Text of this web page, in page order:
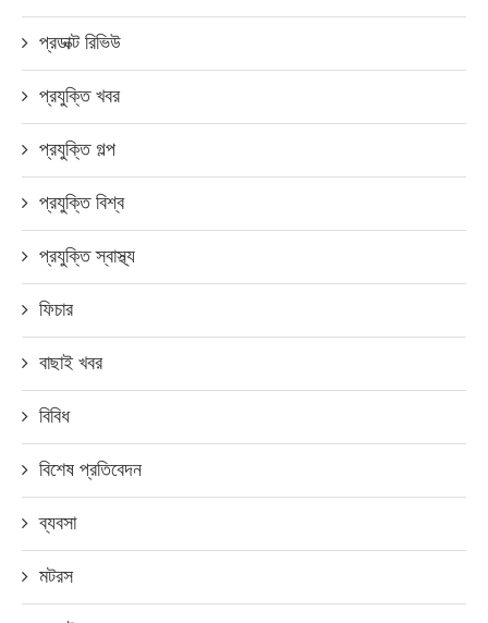
প্রডাক্ট রিভিউ
প্রযুক্তি খবর
প্রযুক্তি গল্প
প্রযুক্তি বিশ্ব
প্রযুক্তি স্বাস্থ্য
ফিচার
বাছাই খবর
বিবিধ
বিশেষ প্রতিবেদন
ব্যবসা
মটরস